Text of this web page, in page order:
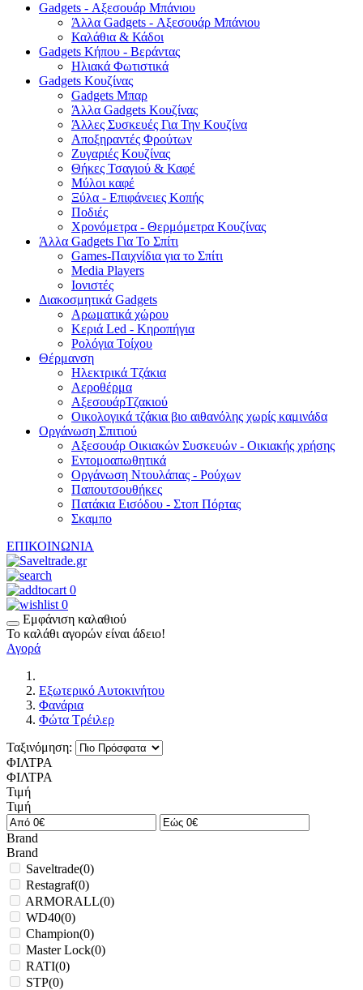
Gadgets - Αξεσουάρ Μπάνιου
Άλλα Gadgets - Αξεσουάρ Μπάνιου
Καλάθια & Κάδοι
Gadgets Κήπου - Βεράντας
Ηλιακά Φωτιστικά
Gadgets Κουζίνας
Gadgets Μπαρ
Άλλα Gadgets Κουζίνας
Άλλες Συσκευές Για Την Κουζίνα
Αποξηραντές Φρούτων
Ζυγαριές Κουζίνας
Θήκες Τσαγιού & Καφέ
Μύλοι καφέ
Ξύλα - Επιφάνειες Κοπής
Ποδιές
Χρονόμετρα - Θερμόμετρα Κουζίνας
Άλλα Gadgets Για Το Σπίτι
Games-Παιχνίδια για το Σπίτι
Media Players
Ιονιστές
Διακοσμητικά Gadgets
Aρωματικά χώρου
Κεριά Led - Κηροπήγια
Ρολόγια Τοίχου
Θέρμανση
Hλεκτρικά Τζάκια
Αεροθέρμα
ΑξεσουάρΤζακιού
Οικολογικά τζάκια βιο αιθανόλης χωρίς καμινάδα
Οργάνωση Σπιτιού
Αξεσουάρ Οικιακών Συσκευών - Οικιακής χρήσης
Εντομοαπωθητικά
Οργάνωση Ντουλάπας - Ρούχων
Παπουτσουθήκες
Πατάκια Εισόδου - Στοπ Πόρτας
Σκαμπο
ΕΠΙΚΟΙΝΩΝΙΑ
0
0
Εμφάνιση καλαθιού
Το καλάθι αγορών είναι άδειο!
Αγορά
Εξωτερικό Αυτοκινήτου
Φανάρια
Φώτα Τρέιλερ
Ταξινόμηση:
ΦΙΛΤΡΑ
ΦΙΛΤΡΑ
Τιμή
Τιμή
Brand
Brand
Saveltrade(0)
Restagraf(0)
ARMORALL(0)
WD40(0)
Champion(0)
Master Lock(0)
RATI(0)
STP(0)